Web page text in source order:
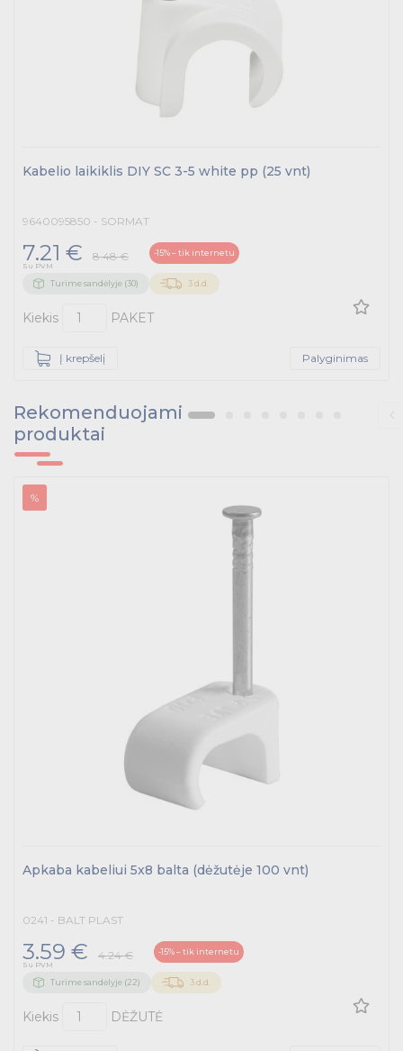
Telekomunikacijų prekės
Kabelio laikiklis DIY SC 3-5 white pp (25 vnt)
9640095850 - SORMAT
7.21 € 8.48 € -15% – tik internetu
Su PVM
Turime sandėlyje (30) 3 d.d.
Kiekis PAKET
Į krepšelį Palyginimas
Rekomenduojami
produktai
%
Apkaba kabeliui 5x8 balta (dėžutėje 100 vnt)
0241 - BALT PLAST
3.59 € 4.24 € -15% – tik internetu
Su PVM
Turime sandėlyje (22) 3 d.d.
Kiekis DĖŽUTĖ